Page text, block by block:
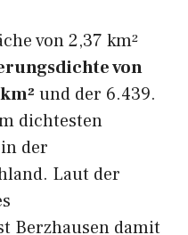
von 2,37 km²
von
und der 6.439.
dichtesten
der
Laut der
Berzhausen damit